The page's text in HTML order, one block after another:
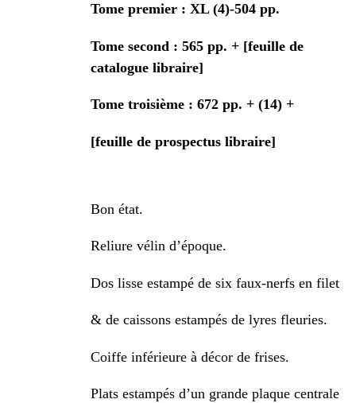
Tome premier : XL (4)-504 pp.
Tome second : 565 pp. + [feuille de
catalogue libraire]
Tome troisième : 672 pp. + (14) +
[feuille de prospectus libraire]
Bon état.
Reliure vélin d’époque.
Dos lisse estampé de six faux-nerfs en filet
& de caissons estampés de lyres fleuries.
Coiffe inférieure à décor de frises.
Plats estampés d’un grande plaque centrale